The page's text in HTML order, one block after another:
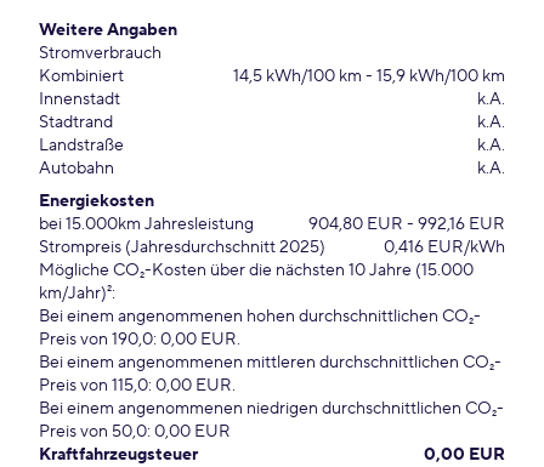
Weitere Angaben
Stromverbrauch
Kombiniert
14,5 kWh/100 km - 15,9 kWh/100 km
Innenstadt
k.A.
Stadtrand
k.A.
Landstraße
k.A.
Autobahn
k.A.
Energiekosten
bei 15.000km Jahresleistung
904,80 EUR - 992,16 EUR
Strompreis (Jahresdurchschnitt 2025)
0,416 EUR/kWh
Mögliche CO₂-Kosten über die nächsten 10 Jahre (15.000
km/Jahr)²:
Bei einem angenommenen hohen durchschnittlichen CO₂-
Preis von 190,0: 0,00 EUR.
Bei einem angenommenen mittleren durchschnittlichen CO₂-
Preis von 115,0: 0,00 EUR.
Bei einem angenommenen niedrigen durchschnittlichen CO₂-
Preis von 50,0: 0,00 EUR
Kraftfahrzeugsteuer
0,00 EUR